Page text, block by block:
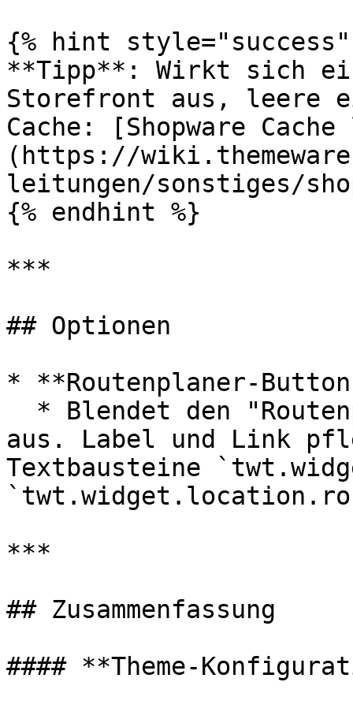
{% hint style="success"
**Tipp**: Wirkt sich
Storefront aus, leere
Cache: [Shopware
(https://
leitungen/sonstiges/
{% endhint %}
***
## Optionen
* **Routenplaner-
aus. Label und Link
Textbausteine
***
## Zusammenfassung
#### **Theme-